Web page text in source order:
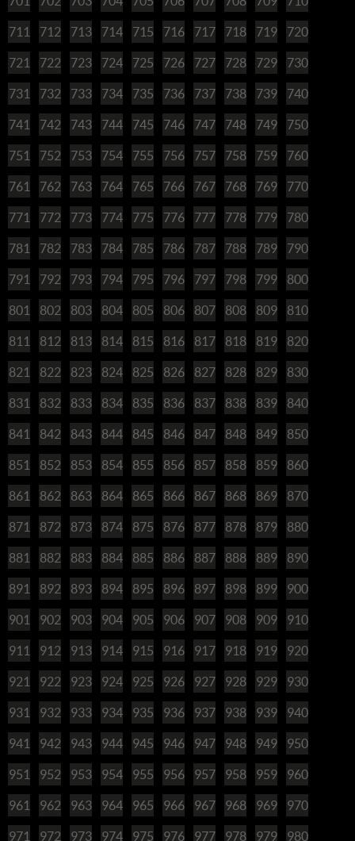
711 712 713 714 715 716 717 718 719 720
721 722 723 724 725 726 727 728 729 730
731 732 733 734 735 736 737 738 739 740
741 742 743 744 745 746 747 748 749 750
751 752 753 754 755 756 757 758 759 760
761 762 763 764 765 766 767 768 769 770
771 772 773 774 775 776 777 778 779 780
781 782 783 784 785 786 787 788 789 790
791 792 793 794 795 796 797 798 799 800
801 802 803 804 805 806 807 808 809 810
811 812 813 814 815 816 817 818 819 820
821 822 823 824 825 826 827 828 829 830
831 832 833 834 835 836 837 838 839 840
841 842 843 844 845 846 847 848 849 850
851 852 853 854 855 856 857 858 859 860
861 862 863 864 865 866 867 868 869 870
871 872 873 874 875 876 877 878 879 880
881 882 883 884 885 886 887 888 889 890
891 892 893 894 895 896 897 898 899 900
901 902 903 904 905 906 907 908 909 910
911 912 913 914 915 916 917 918 919 920
921 922 923 924 925 926 927 928 929 930
931 932 933 934 935 936 937 938 939 940
941 942 943 944 945 946 947 948 949 950
951 952 953 954 955 956 957 958 959 960
961 962 963 964 965 966 967 968 969 970
971 972 973 974 975 976 977 978 979 980